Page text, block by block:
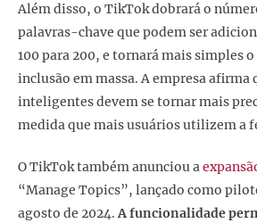
Além disso, o TikTok dobrará o
palavras-chave que podem ser
100 para 200, e tornará mais simples o
inclusão em massa. A empresa afirma
inteligentes devem se tornar mais
medida que mais usuários utilizem a
O TikTok também anunciou a
“Manage Topics”, lançado como
agosto de 2024.A funcionalidade